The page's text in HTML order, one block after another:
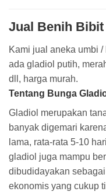
Jual Benih
Kami jual aneka umbi
ada gladiol putih,
dll, harga murah.
Tentang Bunga
Gladiol merupakan
banyak digemari
lama, rata-rata 5-10
gladiol juga mampu
dibudidayakan
ekonomis yang cukup